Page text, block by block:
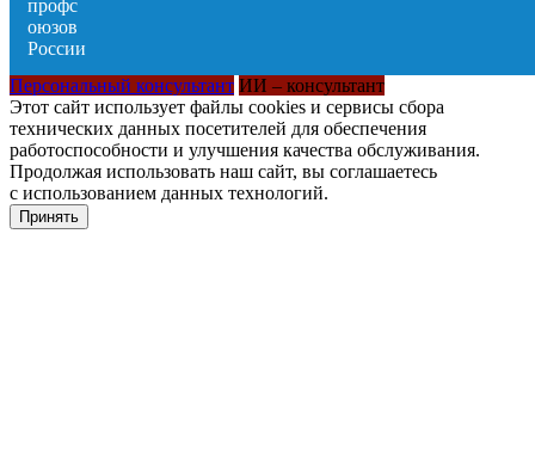
Персональный консультант ИИ – консультант
Этот сайт использует файлы cookies и сервисы сбора
технических данных посетителей для обеспечения
работоспособности и улучшения качества обслуживания.
Продолжая использовать наш сайт, вы соглашаетесь
с использованием данных технологий.
Принять